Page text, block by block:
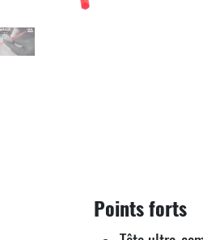
Points forts